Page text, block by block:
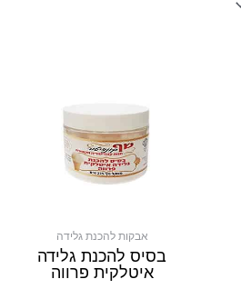
אבקות להכנת גלידה
בסיס להכנת גלידה
איטלקית פרווה